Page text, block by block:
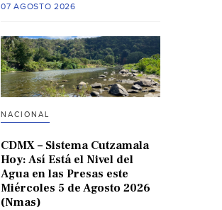
07 AGOSTO 2026
NACIONAL
CDMX – Sistema Cutzamala
Hoy: Así Está el Nivel del
Agua en las Presas este
Miércoles 5 de Agosto 2026
(Nmas)